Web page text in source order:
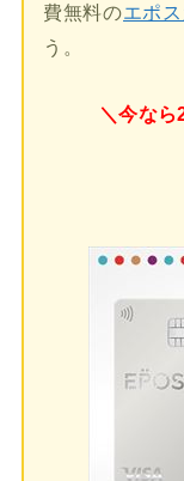
費無料のエポ
う。
＼今なら